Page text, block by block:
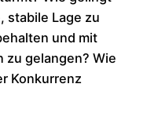
stabile Lage zu
und mit
zu gelangen? Wie
Konkurrenz